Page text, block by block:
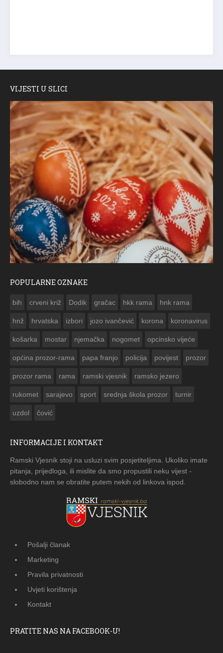
VIJESTI U SLICI
POPULARNE OZNAKE
bih crveni križ Dodik gračac hkk rama hnk rama
hnž hrvatska izbori jozo ivančević korona koronavirus
košarka mostar njemačka nogomet opcinsko vijeće
općina prozor-rama papa franjo policija povijest prozor
prozor rama rama ramski vjesnik ramsko jezero
rukomet sarajevo sport srednja škola prozor turnir
uzdol čović
INFORMACIJE I KONTAKT
Ramski Vjesnik stoji na usluzi svim posjetiteljima. Ukoliko imate
pitanja, prijedloga, ili mislite da smo propustili neku vijest -
slobodno nam se obratite putem nekih od linkova ispod.
Pošalji članak
Marketing
Pravila privatnosti
Uvjeti korištenja
Kontakt
PRATITE NAS NA FACEBOOK-U!